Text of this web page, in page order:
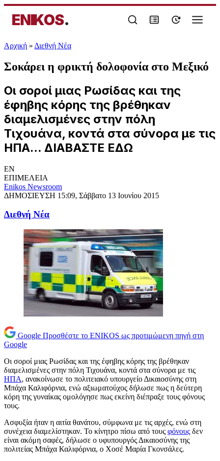
ENIKOS.
Αρχική » Διεθνή Νέα
Σοκάρει η φρικτή δολοφονία στο Μεξικό
Οι σοροί μιας Ρωσίδας και της
έφηβης κόρης της βρέθηκαν
διαμελισμένες στην πόλη
Τιχουάνα, κοντά στα σύνορα με τις
ΗΠΑ... ΔΙΑΒΑΣΤΕ ΕΔΩ
EN
ΕΠΙΜΕΛΕΙΑ
Enikos Newsroom
ΔΗΜΟΣΙΕΥΣΗ 15:09, Σάββατο 13 Ιουνίου 2015
Διεθνή Νέα
Google Προσθέστε το ENIKOS ως προτιμώμενη πηγή στη
Google
Οι σοροί μιας Ρωσίδας και της έφηβης κόρης της βρέθηκαν
διαμελισμένες στην πόλη Τιχουάνα, κοντά στα σύνορα με τις
ΗΠΑ, ανακοίνωσε το πολιτειακό υπουργείο Δικαιοσύνης στη
Μπάχα Καλιφόρνια, ενώ αξιωματούχος δήλωσε πως η δεύτερη
κόρη της γυναίκας ομολόγησε πως εκείνη διέπραξε τους φόνους
τους.
Ασφυξία ήταν η αιτία θανάτου, σύμφωνα με τις αρχές, ενώ στη
συνέχεια διαμελίστηκαν. Το κίνητρο πίσω από τους φόνους δεν
είναι ακόμη σαφές, δήλωσε ο υφυπουργός Δικαιοσύνης της
πολιτείας Μπάχα Καλιφόρνια, ο Χοσέ Μαρία Γκονσάλες.